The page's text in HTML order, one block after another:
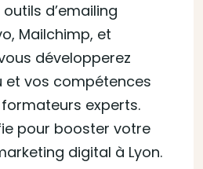
d’emailing
Mailchimp, et
développerez
et vos compétences
experts.
pour booster votre
digital à Lyon.